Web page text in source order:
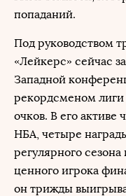
попаданий.
Под руководством
«Лейкерс» сейчас
Западной
рекордсменом лиги
очков. В его активе
НБА, четыре
регулярного
ценного игрока
он трижды